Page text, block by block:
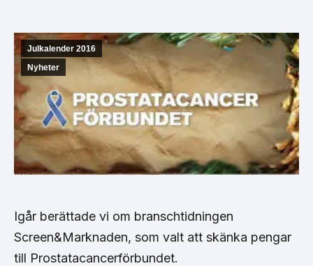
Julkalender 2016
Nyheter
Igår berättade vi om branschtidningen
Screen&Marknaden, som valt att skänka pengar
till Prostatacancerförbundet.